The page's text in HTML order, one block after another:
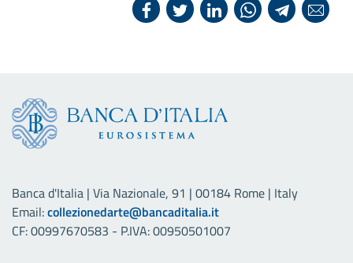
Banca d'Italia | Via Nazionale, 91 | 00184 Rome | Italy
Email:collezionedarte@bancaditalia.it
CF: 00997670583 - P.IVA: 00950501007